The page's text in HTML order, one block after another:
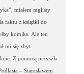
miałem mglisty
faktu z książki do
komiks. Ale ten
mi się zbyt
Z pomocą przyszła
– Stanisławem